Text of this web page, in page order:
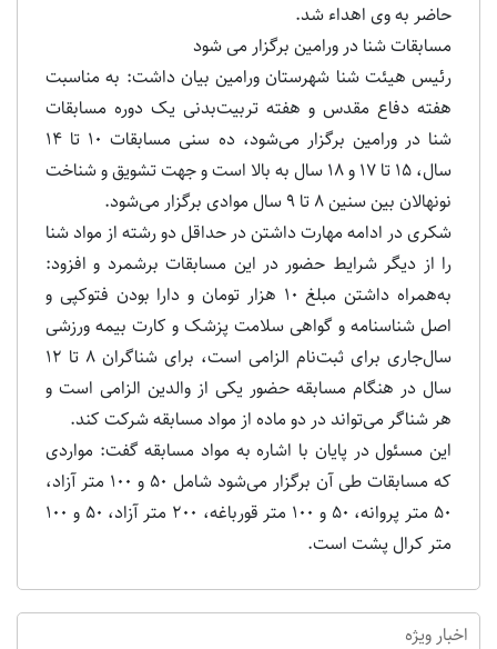
حاضر به وی اهداء شد.
مسابقات شنا در ورامین برگزار می شود
رئیس هیئت شنا شهرستان ورامین بیان داشت: به‌ مناسبت
هفته دفاع مقدس و هفته تربیت‌بدنی یک دوره مسابقات
شنا در ورامین برگزار می‌شود، ده سنی مسابقات 10 تا 14
سال، 15 تا 17 و 18 سال به بالا است و جهت تشویق و شناخت
نونهالان بین سنین 8 تا 9 سال موادی برگزار می‌شود.
شکری در ادامه مهارت داشتن در حداقل دو رشته از مواد شنا
را از دیگر شرایط حضور در این مسابقات برشمرد و افزود:
به‌همراه داشتن مبلغ 10 هزار تومان و دارا بودن فتوکپی و
اصل شناسنامه و گواهی سلامت پزشک و کارت بیمه ورزشی
سال‌جاری برای ثبت‌نام الزامی است، برای شناگران 8 تا 12
سال در هنگام مسابقه حضور یکی از والدین الزامی است و
هر شناگر می‌تواند در دو ماده از مواد مسابقه شرکت کند.
این مسئول در پایان با اشاره به مواد مسابقه گفت: مواردی
که مسابقات طی آن برگزار می‌شود شامل 50 و 100 متر آزاد،
50 متر پروانه، 50 و 100 متر قورباغه، 200 متر آزاد، 50 و 100
متر کرال پشت است.
اخبار ویژه